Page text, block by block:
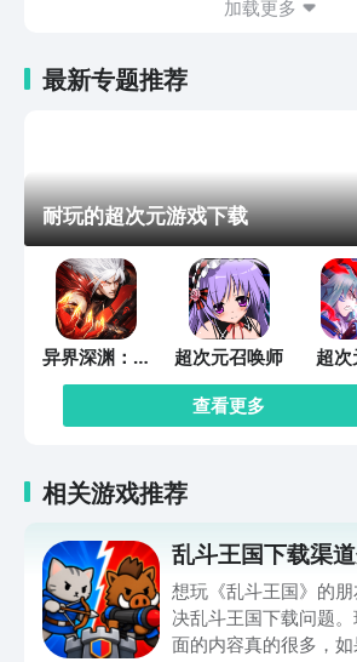
加载更多
最新专题推荐
耐玩的超次元游戏下载
异界深渊：觉
醒
超次元召唤师
超
查看更多
相关游戏推荐
乱斗王国下载渠
想玩《乱斗王国》的
决乱斗王国下载问题
面的内容真的很多，